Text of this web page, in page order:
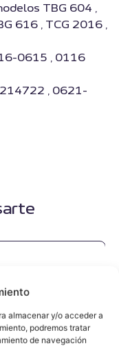
almacenar y/o acceder a
podremos tratar
de navegación
TBG 604 ,
616 , TCG 2016 ,
0615 , 0116
, 0621-